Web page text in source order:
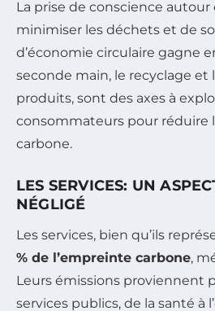
La prise de conscience autour
minimiser les déchets et de
d’économie circulaire gagne
seconde main, le recyclage et
produits, sont des axes à
consommateurs pour réduire
carbone.
LES SERVICES: UN
NÉGLIGÉ
Les services, bien qu’ils
% de l’empreinte carbone,
Leurs émissions proviennent
services publics, de la santé à